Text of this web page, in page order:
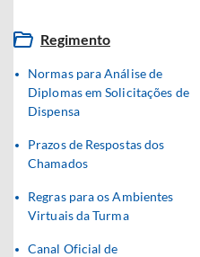
Regimento
Normas para Análise de
Diplomas em Solicitações de
Dispensa
Prazos de Respostas dos
Chamados
Regras para os Ambientes
Virtuais da Turma
Canal Oficial de